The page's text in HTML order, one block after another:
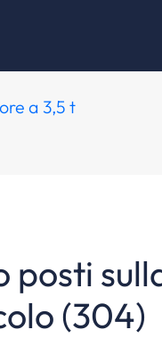
a 3,5 t
posti
(304)